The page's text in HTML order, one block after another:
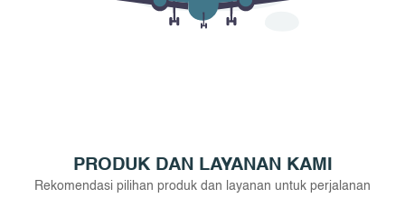
PRODUK DAN LAYANAN KAMI
Rekomendasi pilihan produk dan layanan untuk perjalanan